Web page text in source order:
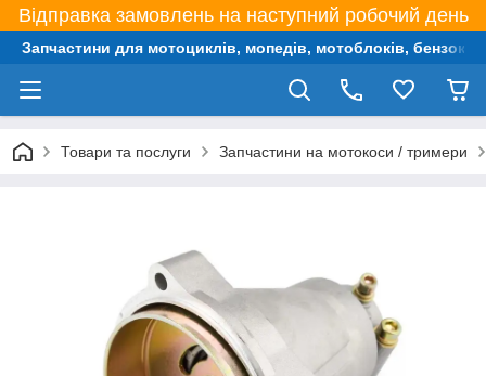
Відправка замовлень на наступний робочий день
Запчастини для мотоциклів, мопедів, мотоблоків,
Товари та послуги Запчастини на мотокоси / тримери